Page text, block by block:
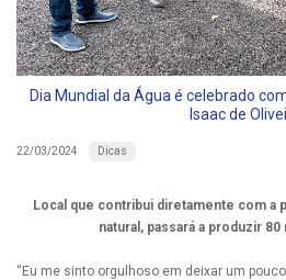
Dia Mundial da Água é celebrado
Isaac de
22/03/2024 Dicas
Local que contribui diretamente com a
natural, passará a produzir 80
“Eu me sinto orgulhoso em deixar um